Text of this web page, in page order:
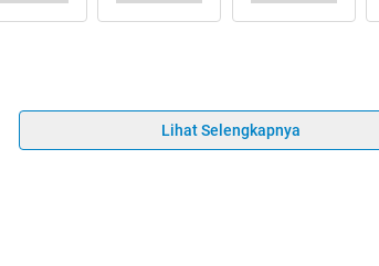
Lihat Selengkapnya